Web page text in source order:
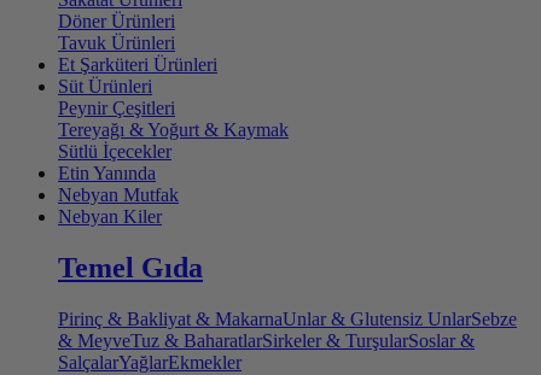
Döner Ürünleri
Tavuk Ürünleri
Et Şarküteri Ürünleri
Süt Ürünleri
Peynir Çeşitleri
Tereyağı & Yoğurt & Kaymak
Sütlü İçecekler
Etin Yanında
Nebyan Mutfak
Nebyan Kiler
Temel Gıda
Pirinç & Bakliyat & MakarnaUnlar & Glutensiz UnlarSebze
& MeyveTuz & BaharatlarSirkeler & TurşularSoslar &
SalçalarYağlarEkmekler